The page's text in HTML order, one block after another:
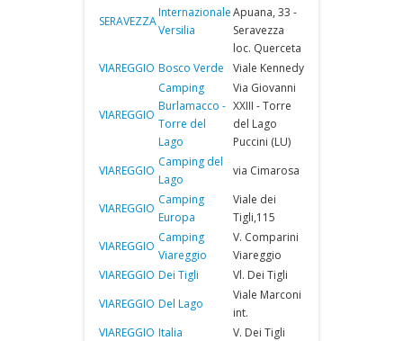
SERAVEZZA
Internazionale
Versilia
Apuana, 33 -
Seravezza
loc. Querceta
VIAREGGIO Bosco Verde Viale Kennedy
VIAREGGIO
Camping
Burlamacco -
Torre del
Lago
Via Giovanni
XXIII - Torre
del Lago
Puccini (LU)
VIAREGGIO
Camping del
Lago
via Cimarosa
VIAREGGIO
Camping
Europa
Viale dei
Tigli,115
VIAREGGIO
Camping
Viareggio
V. Comparini
Viareggio
VIAREGGIO Dei Tigli
Vl. Dei Tigli
VIAREGGIO Del Lago
Viale Marconi
int.
VIAREGGIO Italia
V. Dei Tigli